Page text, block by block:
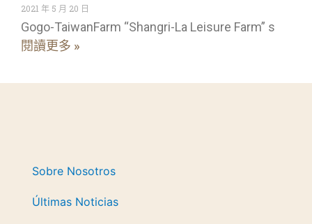
2021 年 5 月 20 日
Gogo-TaiwanFarm “Shangri-La Leisure Farm” s
閱讀更多 »
Sobre Nosotros
Últimas Noticias